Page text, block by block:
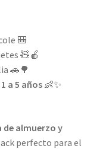
🎒
🧸🍎
🚗🌳
1 a 5 años👶✨
de almuerzo y
perfecto para el